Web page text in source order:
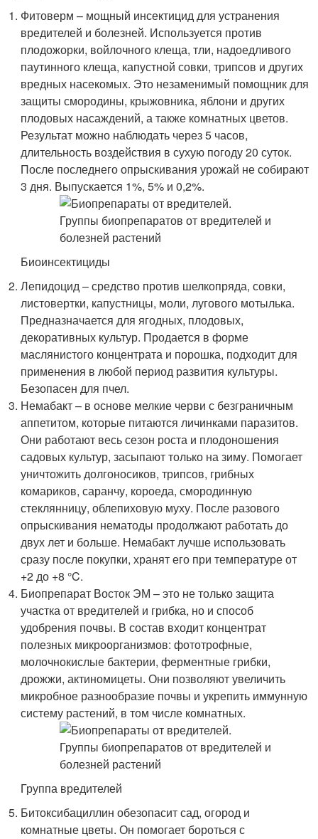
Фитоверм – мощный инсектицид для устранения
вредителей и болезней. Используется против
плодожорки, войлочного клеща, тли, надоедливого
паутинного клеща, капустной совки, трипсов и других
вредных насекомых. Это незаменимый помощник для
защиты смородины, крыжовника, яблони и других
плодовых насаждений, а также комнатных цветов.
Результат можно наблюдать через 5 часов,
длительность воздействия в сухую погоду 20 суток.
После последнего опрыскивания урожай не собирают
3 дня. Выпускается 1%, 5% и 0,2%.
Биоинсектициды
Лепидоцид – средство против шелкопряда, совки,
листовертки, капустницы, моли, лугового мотылька.
Предназначается для ягодных, плодовых,
декоративных культур. Продается в форме
маслянистого концентрата и порошка, подходит для
применения в любой период развития культуры.
Безопасен для пчел.
Немабакт – в основе мелкие черви с безграничным
аппетитом, которые питаются личинками паразитов.
Они работают весь сезон роста и плодоношения
садовых культур, засыпают только на зиму. Помогает
уничтожить долгоносиков, трипсов, грибных
комариков, саранчу, короеда, смородинную
стеклянницу, облепиховую муху. После разового
опрыскивания нематоды продолжают работать до
двух лет и больше. Немабакт лучше использовать
сразу после покупки, хранят его при температуре от
+2 до +8 °C.
Биопрепарат Восток ЭМ – это не только защита
участка от вредителей и грибка, но и способ
удобрения почвы. В состав входит концентрат
полезных микроорганизмов: фототрофные,
молочнокислые бактерии, ферментные грибки,
дрожжи, актиномицеты. Они позволяют увеличить
микробное разнообразие почвы и укрепить иммунную
систему растений, в том числе комнатных.
Группа вредителей
Битоксибациллин обезопасит сад, огород и
комнатные цветы. Он помогает бороться с